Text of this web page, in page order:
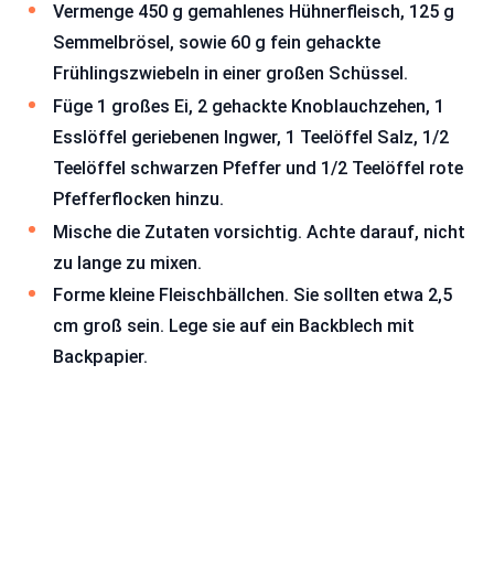
Vermenge 450 g gemahlenes Hühnerfleisch, 125 g
Semmelbrösel, sowie 60 g fein gehackte
Frühlingszwiebeln in einer großen Schüssel.
Füge 1 großes Ei, 2 gehackte Knoblauchzehen, 1
Esslöffel geriebenen Ingwer, 1 Teelöffel Salz, 1/2
Teelöffel schwarzen Pfeffer und 1/2 Teelöffel rote
Pfefferflocken hinzu.
Mische die Zutaten vorsichtig. Achte darauf, nicht
zu lange zu mixen.
Forme kleine Fleischbällchen. Sie sollten etwa 2,5
cm groß sein. Lege sie auf ein Backblech mit
Backpapier.